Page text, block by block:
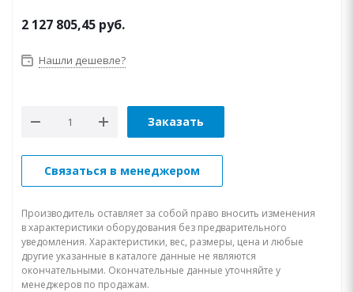
2 127 805,45 руб.
Нашли дешевле?
Заказать
Связаться в менеджером
Производитель оставляет за собой право вносить изменения
в характеристики оборудования без предварительного
уведомления. Характеристики, вес, размеры, цена и любые
другие указанные в каталоге данные не являются
окончательными. Окончательные данные уточняйте у
менеджеров по продажам.